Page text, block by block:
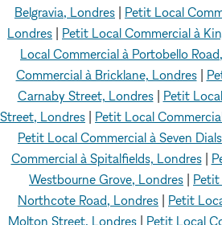
Belgravia, Londres
Petit Local
Londres
Petit Local Commercial à
Local Commercial à Portobello
Commercial à Bricklane, Londres|
Carnaby Street, Londres| Petit
Street, Londres
Petit Local
Petit Local Commercial à Seven
Commercial à Spitalfields, Londres|
Westbourne Grove, Londres
Petit
Northcote Road, Londres
Petit
Molton Street, Londres| Petit Local